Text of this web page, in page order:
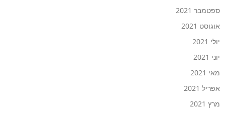
ספטמבר 2021
אוגוסט 2021
יולי 2021
יוני 2021
מאי 2021
אפריל 2021
מרץ 2021